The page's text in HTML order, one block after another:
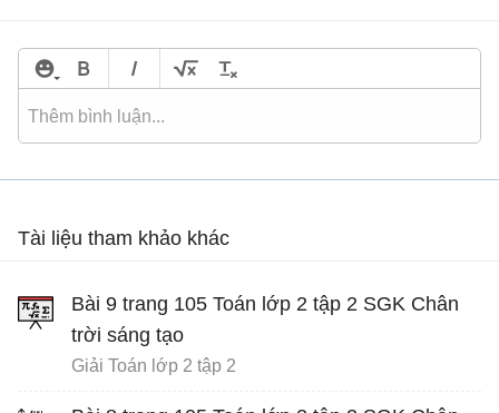
Tài liệu tham khảo khác
Bài 9 trang 105 Toán lớp 2 tập 2 SGK Chân
trời sáng tạo
Giải Toán lớp 2 tập 2